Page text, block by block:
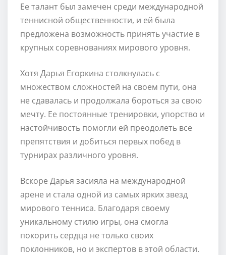
Ее талант был замечен среди международной
теннисной общественности, и ей была
предложена возможность принять участие в
крупных соревнованиях мирового уровня.
Хотя Дарья Егоркина столкнулась с
множеством сложностей на своем пути, она
не сдавалась и продолжала бороться за свою
мечту. Ее постоянные тренировки, упорство и
настойчивость помогли ей преодолеть все
препятствия и добиться первых побед в
турнирах различного уровня.
Вскоре Дарья засияла на международной
арене и стала одной из самых ярких звезд
мирового тенниса. Благодаря своему
уникальному стилю игры, она смогла
покорить сердца не только своих
поклонников, но и экспертов в этой области.